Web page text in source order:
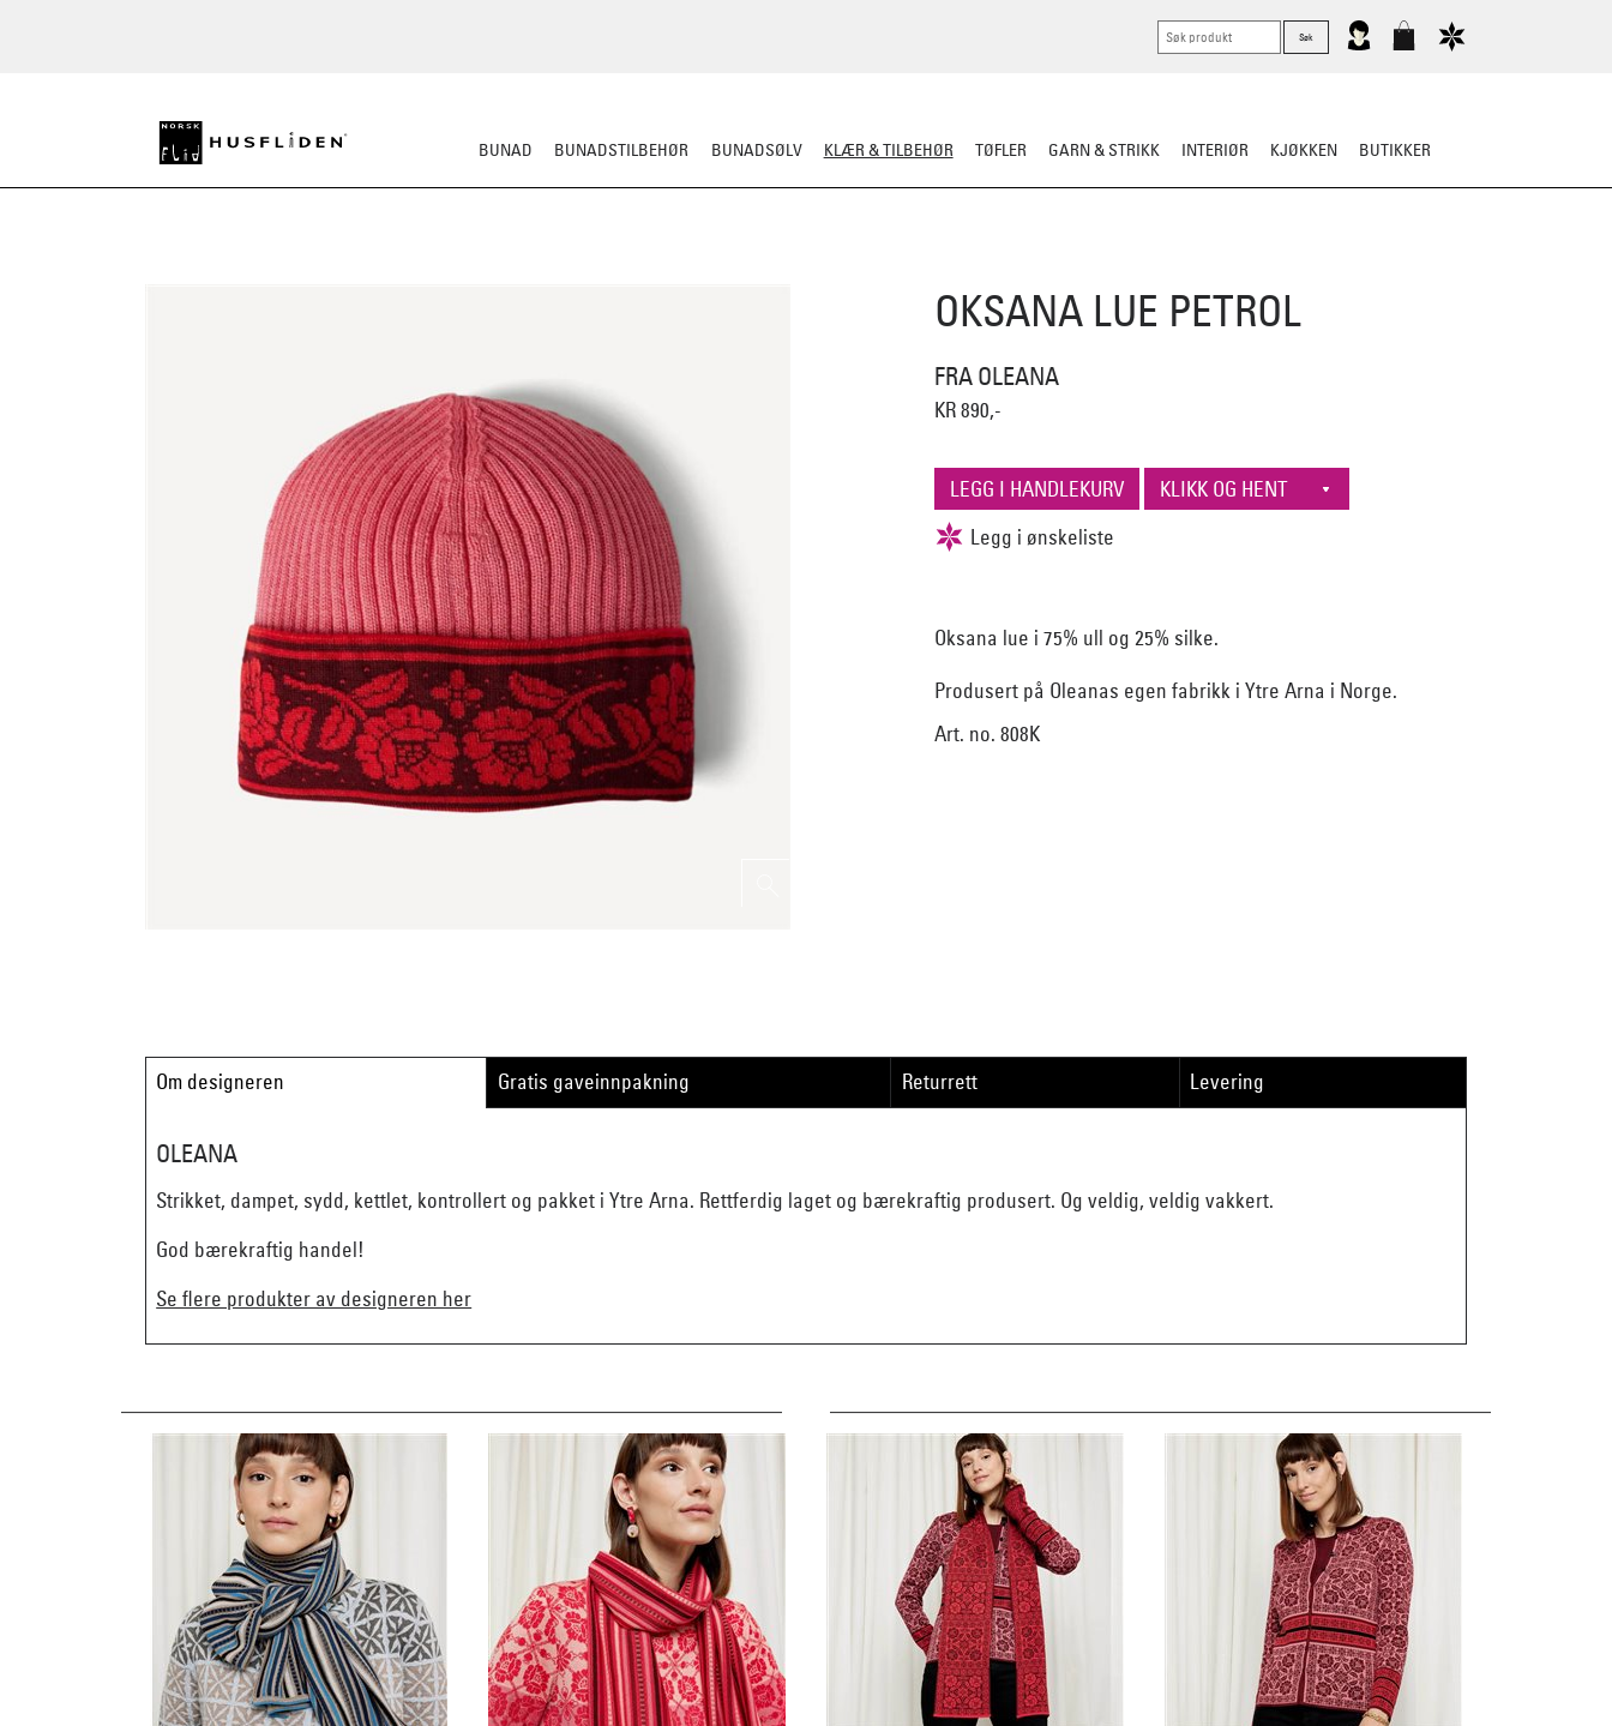
BUNAD BUNADSTILBEHØR BUNADSØLV KLÆR & TILBEHØR TØFLER GARN & STRIKK INTERIØR KJØKKEN BUTIKKER
OKSANA LUE PETROL
FRA OLEANA
KR 890,-
Oksana lue i 75% ull og 25% silke.
Produsert på Oleanas egen fabrikk i Ytre Arna i Norge.
Art. no. 808K
Om designeren Gratis gaveinnpakning Returrett Levering
OLEANA
Strikket, dampet, sydd, kettlet, kontrollert og pakket i Ytre Arna. Rettferdig laget og bærekraftig produsert. Og veldig, veldig vakkert.
God bærekraftig handel!
Se flere produkter av designeren her